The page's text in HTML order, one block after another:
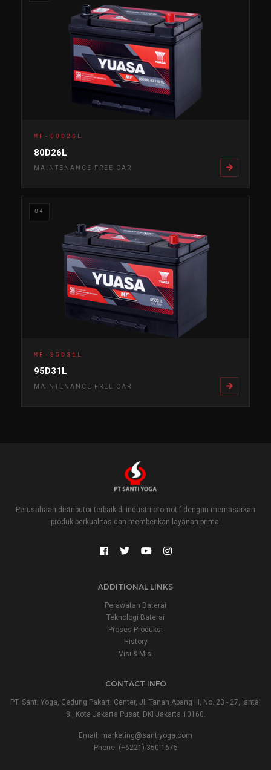
MF-80D26L
80D26L
MAINTENANCE FREE CAR
04
MF-95D31L
95D31L
MAINTENANCE FREE CAR
Perusahaan distributor terbaik di industri otomotif dengan memasarkan
produk berkualitas dan memberikan layanan prima.
ADDITIONAL LINKS
Perawatan Baterai
Teknologi Baterai
Proses Produksi
History
Visi & Misi
CONTACT INFO
PT. Santi Yoga, Gedung Pakarti Center, Jl. Tanah Abang III, No. 23 - 27, lantai
8., Kota Jakarta Pusat, DKI Jakarta 10160.
Email: marketing@santiyoga.com
Phone: (+6221) 350 1675